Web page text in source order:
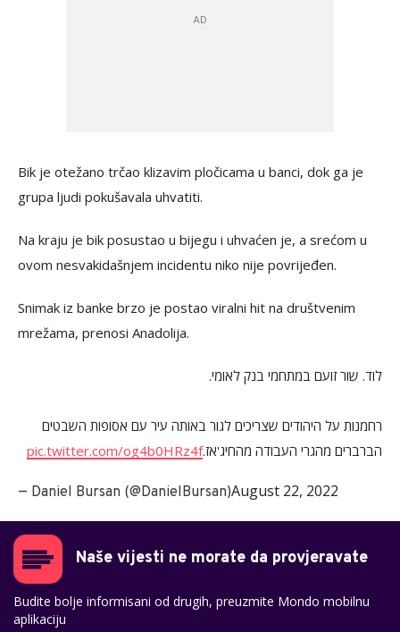
Bik je otežano trčao klizavim pločicama u banci, dok ga je
grupa ljudi pokušavala uhvatiti.
Na kraju je bik posustao u bijegu i uhvaćen je, a srećom u
ovom nesvakidašnjem incidentu niko nije povrijeđen.
Snimak iz banke brzo je postao viralni hit na društvenim
mrežama, prenosi Anadolija.
לוד. שור זועם במתחמי בנק לאומי.
רחמנות על היהודים שצריכים לגור באותה עיר עם אסופות השבטים
הברברים מהגרי העבודה מהחיג'אז.pic.twitter.com/og4b0HRz4f
— Daniel Bursan (@DanielBursan)August 22, 2022
Naše vijesti ne morate da provjeravate
Budite bolje informisani od drugih, preuzmite Mondo mobilnu
aplikaciju